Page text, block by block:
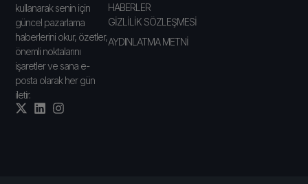
kullanarak senin için
güncel pazarlama
haberlerini okur, özetler,
önemli noktalarını
işaretler ve sana e-
posta olarak her gün
iletir.
HABERLER
GİZLİLİK SÖZLEŞMESİ
AYDINLATMA METNİ